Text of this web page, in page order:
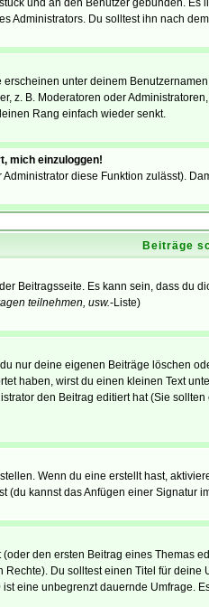
und an den Benutzer gebunden.
Administrators. Du solltest ihn nach
unter deinem
z. B. Moderatoren oder
Rang einfach wieder senkt.
mich einzuloggen!
diese Funktion zulässt).
Beiträge
Beitragsseite. Es kann sein, dass
teilnehmen, usw.-Liste)
nur deine eigenen Beiträge löschen
haben, wirst du einen kleinen Text
den Beitrag editiert hat (Sie
Wenn du eine erstellt hast,
kannst das Anfügen einer
den ersten Beitrag eines Themas
Du solltest einen Titel für
eine unbegrenzt dauernde Umfrage.